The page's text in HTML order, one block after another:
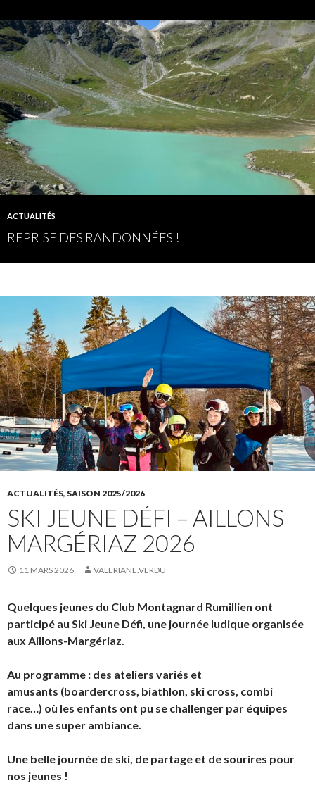
ACTUALITÉS
REPRISE DES RANDONNÉES !
ACTUALITÉS, SAISON 2025/2026
SKI JEUNE DÉFI – AILLONS
MARGÉRIAZ 2026
11 MARS 2026 VALERIANE.VERDU
Quelques jeunes du Club Montagnard Rumillien ont
participé au Ski Jeune Défi, une journée ludique organisée
aux Aillons-Margériaz.
Au programme : des ateliers variés et
amusants (boardercross, biathlon, ski cross, combi
race…) où les enfants ont pu se challenger par équipes
dans une super ambiance.
Une belle journée de ski, de partage et de sourires pour
nos jeunes !